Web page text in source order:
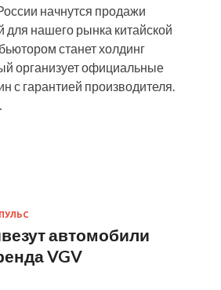
начнутся продажи
нашего рынка китайской
станет холдинг
организует официальные
с гарантией производителя.
ПУЛЬС
автомобили
VGV